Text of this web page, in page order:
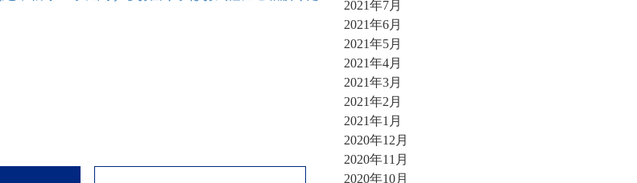
2021年7月
2021年6月
2021年5月
2021年4月
2021年3月
2021年2月
2021年1月
2020年12月
2020年11月
2020年10月